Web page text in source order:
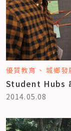
優質教育 城鄉發
Student Hubs
2014.05.08